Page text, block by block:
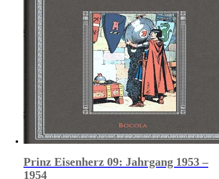
Prinz Eisenherz 09: Jahrgang 1953 –
1954